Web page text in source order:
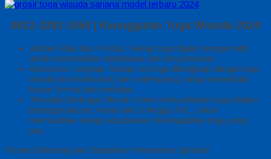
0812-2282-1060 | Keunggulan Toga Wisuda 2024
Jahitan Rapi dan Presisi: Setiap toga dijahit dengan teliti
untuk memastikan ketahanan dan kenyamanan.
Aksesoris Lengkap: Setiap set toga dilengkapi dengan topi
wisuda (mortarboard) dan selempang, yang menambah
kesan formal dan berkelas.
Tersedia Berbagai Ukuran: Kami menyediakan toga dalam
berbagai ukuran, mulai dari S hingga XXL, untuk
memastikan setiap wisudawan mendapatkan toga yang
pas.
Pesan Sekarang dan Dapatkan Penawaran Spesial!